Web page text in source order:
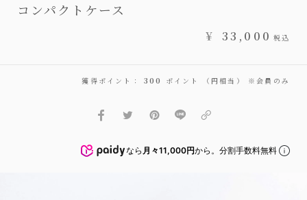
コンパクトケース
¥ 33,000 税込
獲得ポイント： 300 ポイント （円相当） ※会員のみ
なら 月々11,000円から。分割手数料無料